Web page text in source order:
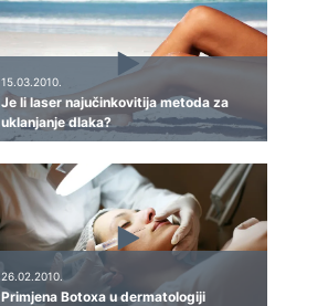
15.03.2010.
Je li laser najučinkovitija metoda za
uklanjanje dlaka?
26.02.2010.
Primjena Botoxa u dermatologiji